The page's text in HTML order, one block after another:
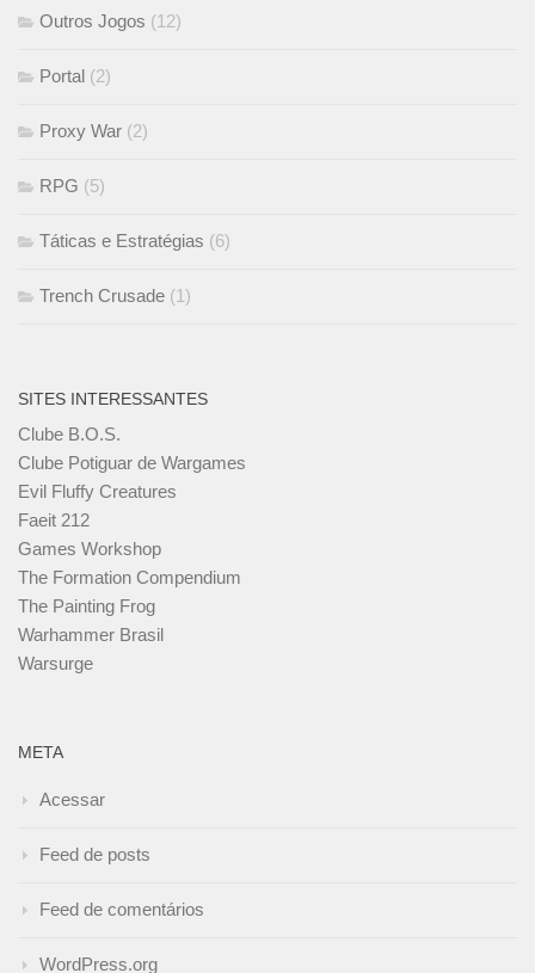
Outros Jogos (12)
Portal (2)
Proxy War (2)
RPG (5)
Táticas e Estratégias (6)
Trench Crusade (1)
SITES INTERESSANTES
Clube B.O.S.
Clube Potiguar de Wargames
Evil Fluffy Creatures
Faeit 212
Games Workshop
The Formation Compendium
The Painting Frog
Warhammer Brasil
Warsurge
META
Acessar
Feed de posts
Feed de comentários
WordPress.org